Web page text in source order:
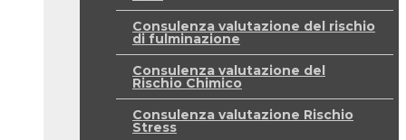
Consulenza valutazione del rischio
di fulminazione
Consulenza valutazione del
Rischio Chimico
Consulenza valutazione Rischio
Stress